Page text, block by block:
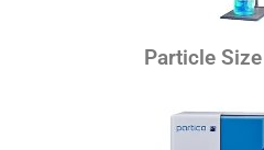
Particle